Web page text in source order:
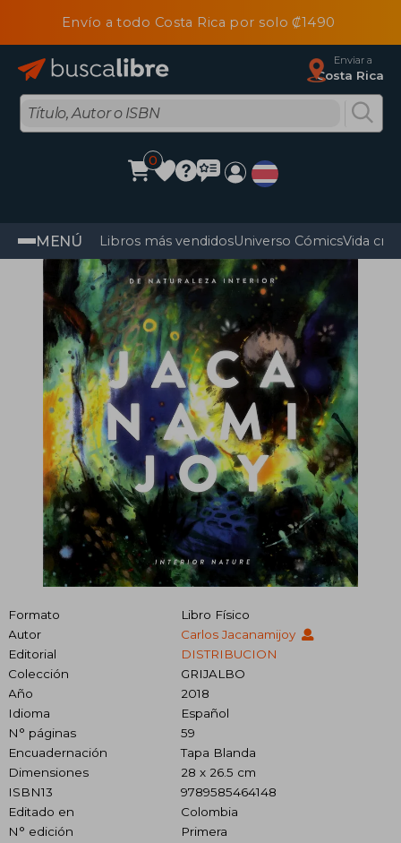
Envío a todo Costa Rica por solo ₡1490
Enviar a
Costa Rica
0
MENÚ Libros más vendidosUniverso CómicsVida
Formato
Libro Físico
Autor
Carlos Jacanamijoy
Editorial
DISTRIBUCION
Colección
GRIJALBO
Año
2018
Idioma
Español
N° páginas
59
Encuadernación
Tapa Blanda
Dimensiones
28 x 26.5 cm
ISBN13
9789585464148
Editado en
Colombia
N° edición
Primera